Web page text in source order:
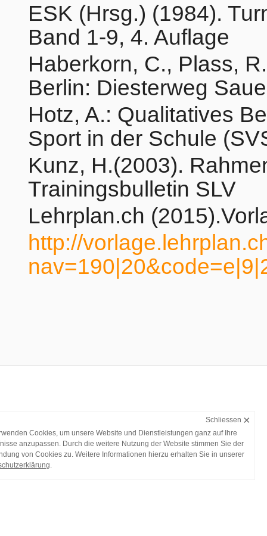
ESK (Hrsg.) (1984).
Band 1-9, 4. Auflage
Haberkorn, C., Plass,
Berlin: Diesterweg
Hotz, A.: Qualitatives
Sport in der Schule
Kunz, H.(2003).
Trainingsbulletin SLV
Lehrplan.ch
http://
Schliessen ×
Cookies, um unsere Website und Dienstleistungen ganz auf Ihre
anzupassen. Durch die weitere Nutzung der Website stimmen Sie der
von Cookies zu. Weitere Informationen hierzu erhalten Sie in unserer
.